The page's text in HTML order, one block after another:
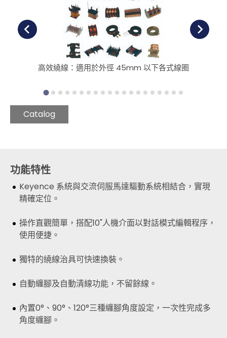
高效繞線：適用於外徑 45mm 以下各式線圈
Catalog
功能特性
Keyence 系統與交流伺服馬達驅動系統相結合，實現
精確定位。
操作直觀簡單，搭配10"人機介面以對話模式編輯程序，
使用便捷。
獨特的繞線治具可快速換裝。
自動纏腳及自動清線功能，不留餘線。
內置0°、90°、120°三種纏腳角度設定，一次性完成多
角度纏腳。